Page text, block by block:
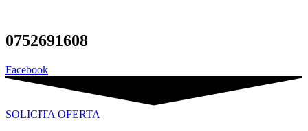
conținut
0752691608
Facebook
SOLICITA OFERTA